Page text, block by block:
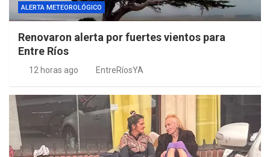
ALERTA METEOROLÓGICO
Renovaron alerta por fuertes vientos para
Entre Ríos
12 horas ago EntreRíosYA